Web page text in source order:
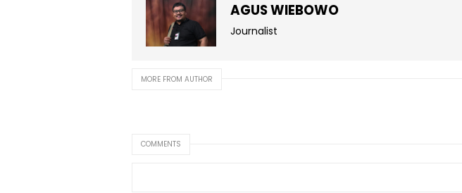
AGUS WIEBOWO
Journalist
MORE FROM AUTHOR
COMMENTS